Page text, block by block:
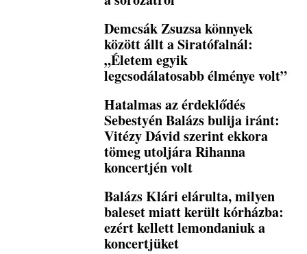
Demcsák Zsuzsa könnyek
között állt a Siratófalnál:
„Életem egyik
legcsodálatosabb élménye volt”
Hatalmas az érdeklődés
Sebestyén Balázs bulija iránt:
Vitézy Dávid szerint ekkora
tömeg utoljára Rihanna
koncertjén volt
Balázs Klári elárulta, milyen
baleset miatt került kórházba:
ezért kellett lemondaniuk a
koncertjüket